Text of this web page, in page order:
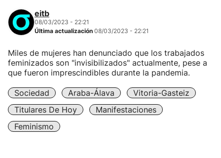
eitb
08/03/2023 - 22:21
Última actualización 08/03/2023 - 22:21
Miles de mujeres han denunciado que los trabajados
feminizados son "invisibilizados" actualmente, pese a
que fueron imprescindibles durante la pandemia.
Sociedad Araba-Álava
Vitoria-Gasteiz
Titulares De Hoy
Manifestaciones
Feminismo